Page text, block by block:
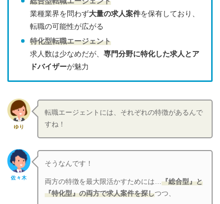
業種業界を問わず大量の求人案件を保有しており、
転職の可能性が広がる
特化型転職エージェント
求人数は少なめだが、 専門分野に特化した求人とア
ドバイザーが魅力
ゆり
転職エージェントには、それぞれの特徴があるんで
すね！
佐々木
そうなんです！
両方の特徴を最大限活かすためには…『総合型』と
『特化型』の両方で求人案件を探しつつ、